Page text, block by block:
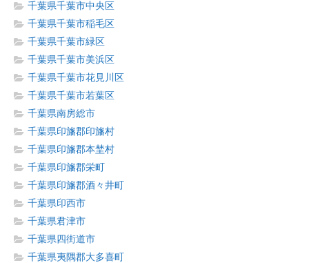
千葉県千葉市中央区
千葉県千葉市稲毛区
千葉県千葉市緑区
千葉県千葉市美浜区
千葉県千葉市花見川区
千葉県千葉市若葉区
千葉県南房総市
千葉県印旛郡印旛村
千葉県印旛郡本埜村
千葉県印旛郡栄町
千葉県印旛郡酒々井町
千葉県印西市
千葉県君津市
千葉県四街道市
千葉県夷隅郡大多喜町